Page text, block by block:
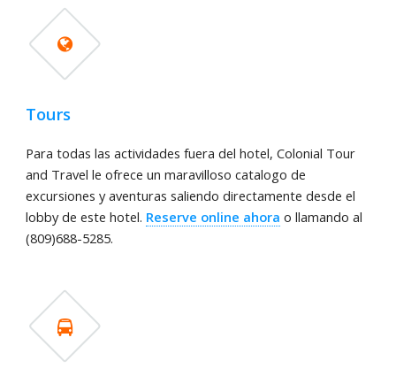
Tours
Para todas las actividades fuera del hotel, Colonial Tour
and Travel le ofrece un maravilloso catalogo de
excursiones y aventuras saliendo directamente desde el
lobby de este hotel. Reserve online ahora o llamando al
(809)688-5285.